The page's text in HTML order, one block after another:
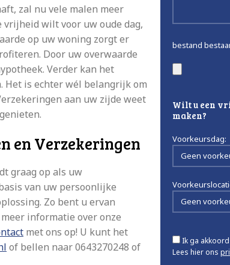
zal nu vele malen meer
vrijheid wilt voor uw oude dag,
op uw woning zorgt er
Door uw overwaarde
Verder kan het
Het is echter wél belangrijk om
aan uw zijde weet
en Verzekeringen
graag op als uw
van uw persoonlijke
Zo bent u ervan
informatie over onze
met ons op! U kunt het
of bellen naar 0643270248 of
bestand
Wilt u een
maken?
Voorkeursdag:
Ik ga
Lees hier ons